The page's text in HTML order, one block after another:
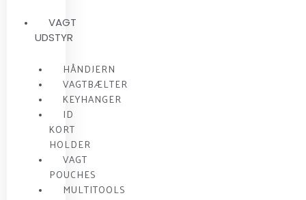
VAGT
UDSTYR
HÅNDJERN
VAGTBÆLTER
KEYHANGER
ID
KORT
HOLDER
VAGT
POUCHES
MULTITOOLS